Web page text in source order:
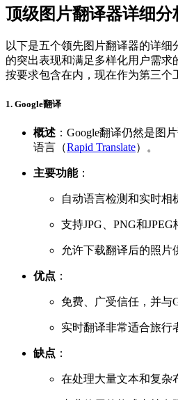
顶级图片翻译器详细分
以下是五个领先图片翻译器的详细
的突出表现和满足多样化用户需求
按要求包含在内，现在作为第三个
1. Google翻译
概述 ：Google翻译仍然是图
语言（Rapid Translate）。
主要功能：
自动语言检测和实时相
支持JPG、PNG和JPEG
允许下载翻译后的照片
优点 ：
免费、广受信任，并与
实时翻译非常适合旅行
缺点 ：
在处理大量文本和复杂